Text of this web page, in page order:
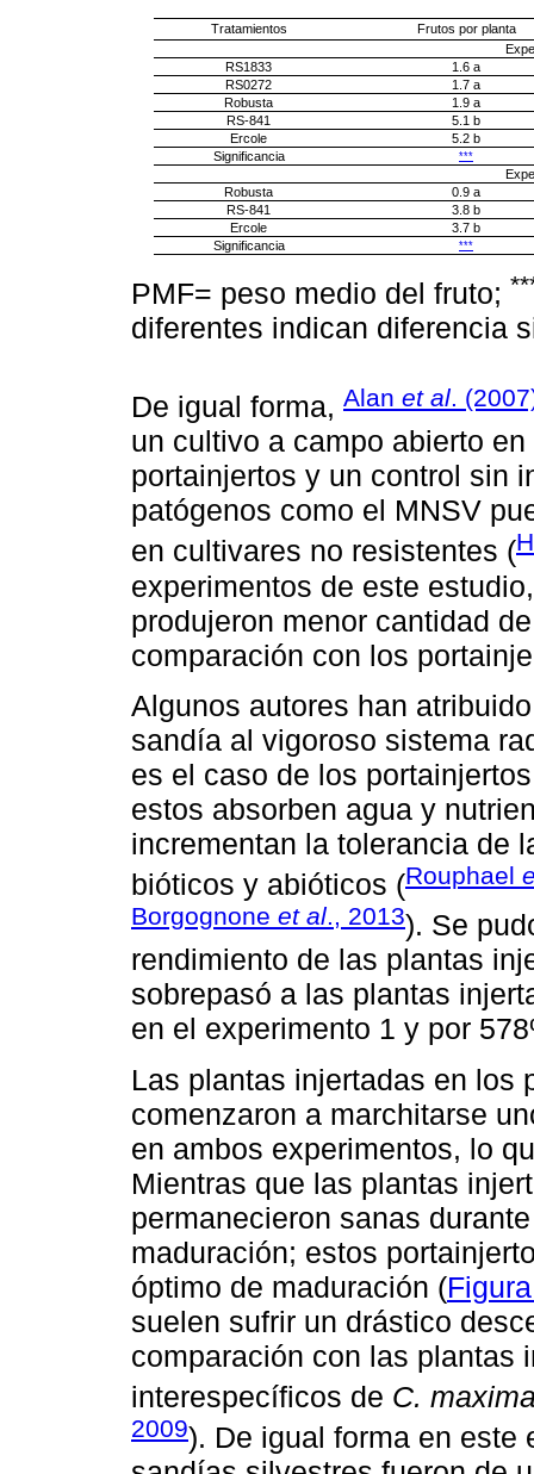
Tratamientos
Frutos por planta
RS1833
1.6 a
RS0272
1.7 a
Robusta
1.9 a
RS-841
5.1 b
Ercole
5.2 b
Significancia
***
Robusta
0.9 a
RS-841
3.8 b
Ercole
3.7 b
Significancia
***
PMF= peso medio del fruto;
diferentes indican diferencia
De igual forma, Alan et al.
un cultivo a campo abierto
portainjertos y un control sin
patógenos como el MNSV
en cultivares no resistentes (
experimentos de este
produjeron menor cantidad
comparación con los
Algunos autores han
sandía al vigoroso sistema
es el caso de los
estos absorben agua y
incrementan la tolerancia de
bióticos y abióticos (Rouphael
Borgognone et al., 2013). Se
rendimiento de las plantas
sobrepasó a las plantas
en el experimento 1 y por
Las plantas injertadas en los
comenzaron a marchitarse
en ambos experimentos, lo
Mientras que las plantas
permanecieron sanas
maduración; estos
óptimo de maduración (
suelen sufrir un drástico
comparación con las plantas
interespecíficos de C.
2009). De igual forma en este